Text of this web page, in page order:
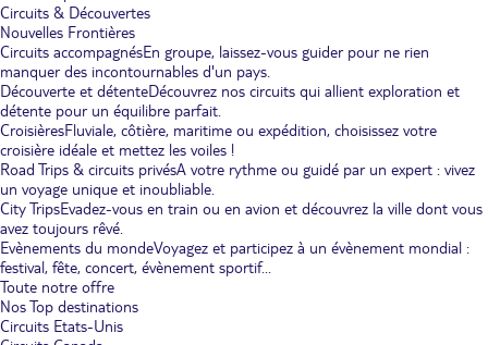
Circuits & Découvertes
Nouvelles Frontières
Circuits accompagnésEn groupe, laissez-vous guider pour ne rien
manquer des incontournables d'un pays.
Découverte et détenteDécouvrez nos circuits qui allient exploration et
détente pour un équilibre parfait.
CroisièresFluviale, côtière, maritime ou expédition, choisissez votre
croisière idéale et mettez les voiles !
Road Trips & circuits privésA votre rythme ou guidé par un expert : vivez
un voyage unique et inoubliable.
City TripsEvadez-vous en train ou en avion et découvrez la ville dont vous
avez toujours rêvé.
Evènements du mondeVoyagez et participez à un évènement mondial :
festival, fête, concert, évènement sportif...
Toute notre offre
Nos Top destinations
Circuits Etats-Unis